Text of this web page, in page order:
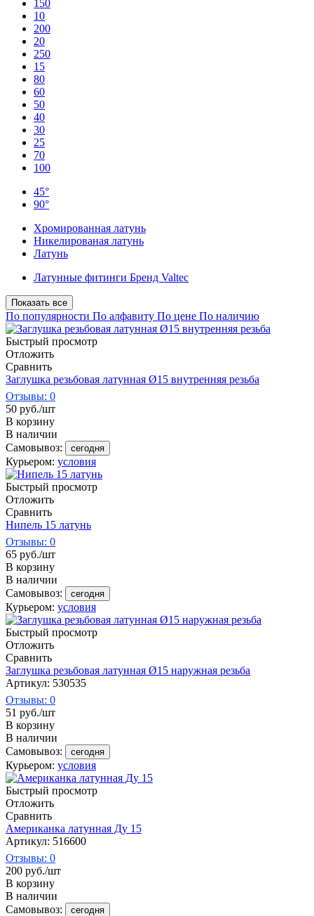
150
10
200
20
250
15
80
60
50
40
30
25
70
100
45°
90°
Хромированная латунь
Никелированая латунь
Латунь
Латунные фитинги Бренд Valtec
Показать все
По популярности По алфавиту По цене По наличию
Быстрый просмотр
Отложить
Сравнить
Заглушка резьбовая латунная Ø15 внутренняя резьба
Отзывы: 0
50 руб./шт
В корзину
В наличии
Самовывоз:
сегодня
Курьером: условия
Быстрый просмотр
Отложить
Сравнить
Нипель 15 латунь
Отзывы: 0
65 руб./шт
В корзину
В наличии
Самовывоз:
сегодня
Курьером: условия
Быстрый просмотр
Отложить
Сравнить
Заглушка резьбовая латунная Ø15 наружная резьба
Артикул: 530535
Отзывы: 0
51 руб./шт
В корзину
В наличии
Самовывоз:
сегодня
Курьером: условия
Быстрый просмотр
Отложить
Сравнить
Американка латунная Ду 15
Артикул: 516600
Отзывы: 0
200 руб./шт
В корзину
В наличии
Самовывоз:
сегодня